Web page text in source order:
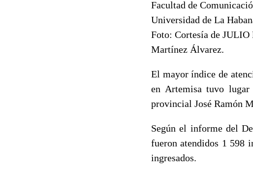
Facultad de
Universidad de La
Foto: Cortesía de
Martínez Álvarez.
El mayor índice de
en Artemisa tuvo lugar
provincial José Ramón
Según el informe del
fueron atendidos 1 598
ingresados.